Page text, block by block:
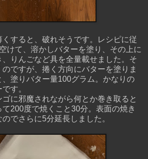
すると、破れそうです。レシピに従
けて、溶かしバターを塗り、その上に
りんごなど具を全量載せました。そ
ですが、捲く方向にバターを塗りま
塗りバター量100グラム。かなりの
す。
に邪魔されながら何とか巻き取ると
200度で焼くこと30分。表面の焼き
でさらに5分延長しました。